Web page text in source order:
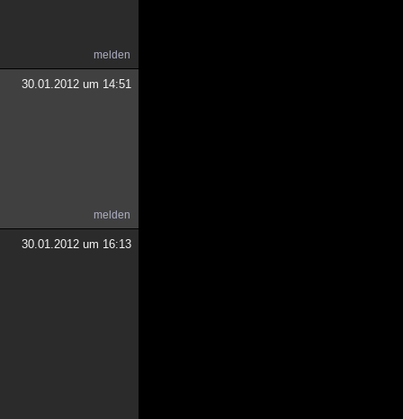
melden
30.01.2012 um 14:51
melden
30.01.2012 um 16:13